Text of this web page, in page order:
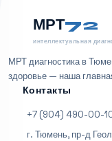
МРТ72
интеллектуальная
МРТ диагностика в
здоровье — наша
Контакты
+7 (904) 490-00-
г. Тюмень, пр-д